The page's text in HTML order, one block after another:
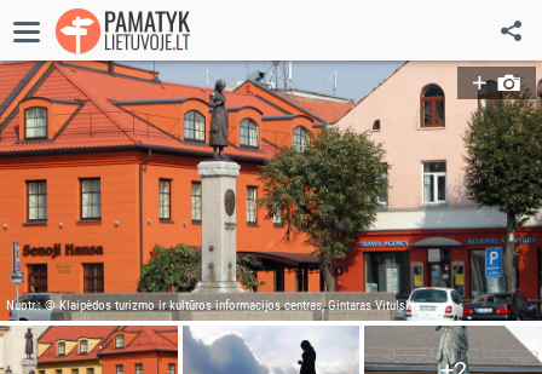
Nuotr.: © Klaipėdos turizmo ir kultūros informacijos centras, Gintaras Vitulskis